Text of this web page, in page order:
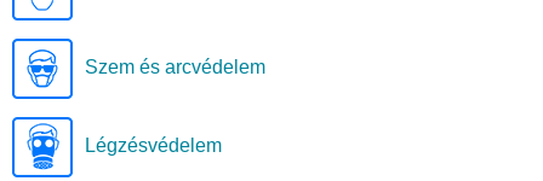
Szem és arcvédelem
Légzésvédelem